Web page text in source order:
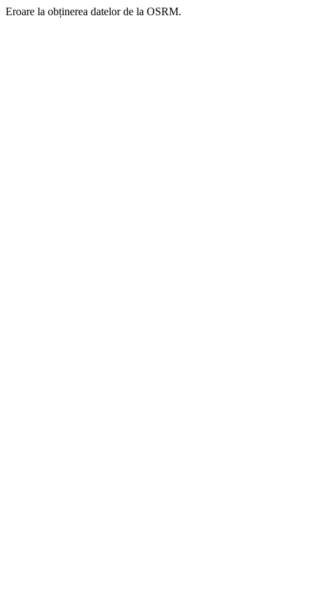
Eroare la obținerea datelor de la OSRM.